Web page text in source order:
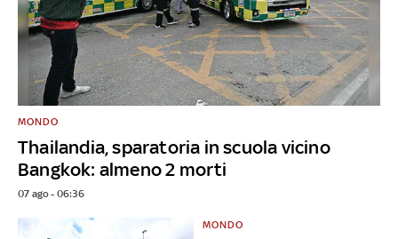
Thailandia, sparatoria in scuola vicino
Bangkok: almeno 2 morti
MONDO
07 ago - 06:36
MONDO